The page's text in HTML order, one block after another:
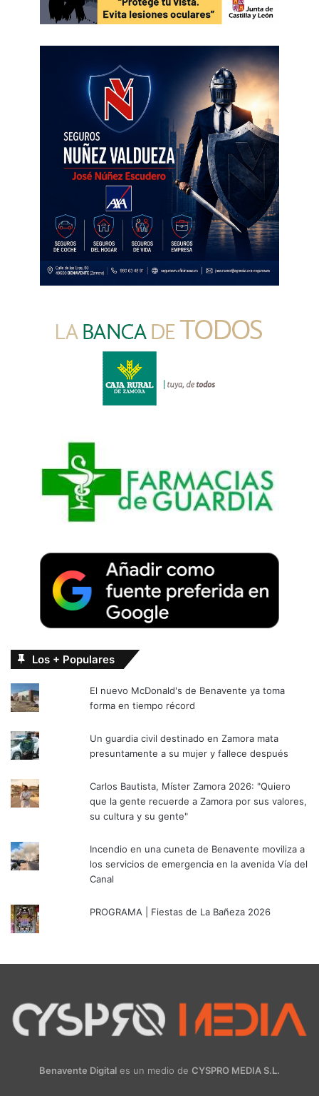
Los + Populares
El nuevo McDonald's de Benavente ya toma
forma en tiempo récord
Un guardia civil destinado en Zamora mata
presuntamente a su mujer y fallece después
Carlos Bautista, Míster Zamora 2026: "Quiero
que la gente recuerde a Zamora por sus valores,
su cultura y su gente"
Incendio en una cuneta de Benavente moviliza a
los servicios de emergencia en la avenida Vía del
Canal
PROGRAMA | Fiestas de La Bañeza 2026
Benavente Digital es un medio de CYSPRO MEDIA S.L.